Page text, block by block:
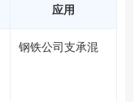
应用
钢铁公司支承混